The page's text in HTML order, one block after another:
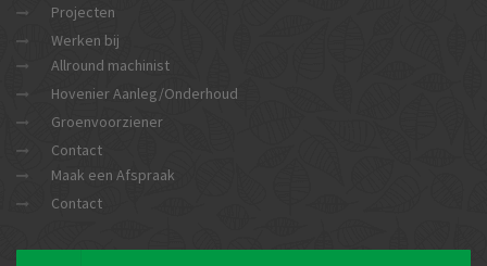
Projecten
Werken bij
Allround machinist
Hovenier Aanleg/Onderhoud
Groenvoorziener
Contact
Maak een Afspraak
Contact